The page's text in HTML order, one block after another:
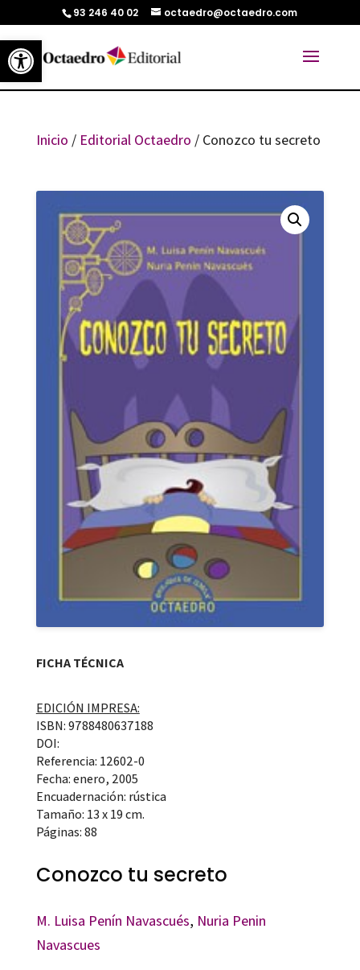
Abrir barra de herramientas
93 246 40 02 octaedro@octaedro.com
Inicio / Editorial Octaedro / Conozco tu secreto
FICHA TÉCNICA
EDICIÓN IMPRESA:
ISBN: 9788480637188
DOI:
Referencia: 12602-0
Fecha: enero, 2005
Encuadernación: rústica
Tamaño: 13 x 19 cm.
Páginas: 88
Conozco tu secreto
M. Luisa Penín Navascués, Nuria Penin
Navascues